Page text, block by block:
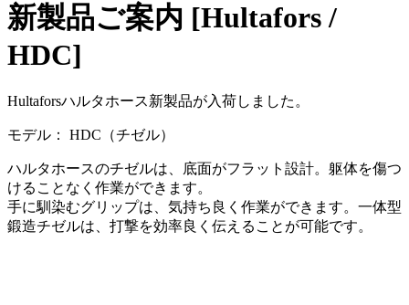
新製品ご案内 [Hultafors /
HDC]
Hultaforsハルタホース新製品が入荷しました。
モデル： HDC（チゼル）
ハルタホースのチゼルは、底面がフラット設計。躯体を傷つ
けることなく作業ができます。
手に馴染むグリップは、気持ち良く作業ができます。一体型
鍛造チゼルは、打撃を効率良く伝えることが可能です。